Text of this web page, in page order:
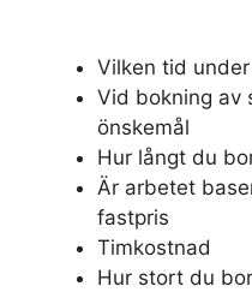
Vilken tid
Vid bokning av
önskemål
Hur långt du
Är arbetet
fastpris
Timkostnad
Hur stort du bor